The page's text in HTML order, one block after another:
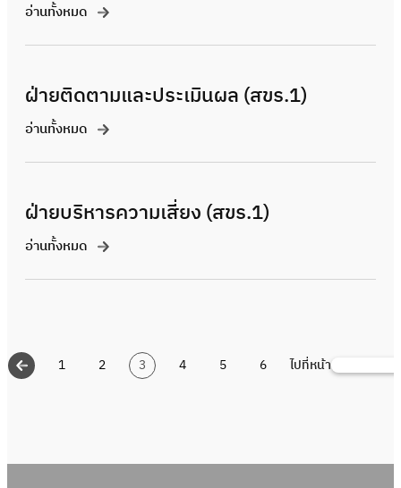
อ่านทั้งหมด
ฝ่ายติดตามและประเมินผล (สขร.1)
อ่านทั้งหมด
ฝ่ายบริหารความเสี่ยง (สขร.1)
อ่านทั้งหมด
1 2 3 4 5 6 ไปที่หน้าค้นหา